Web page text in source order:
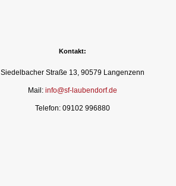
Kontakt:
Siedelbacher Straße 13, 90579 Langenzenn
Mail: info@sf-laubendorf.de
Telefon: 09102 996880